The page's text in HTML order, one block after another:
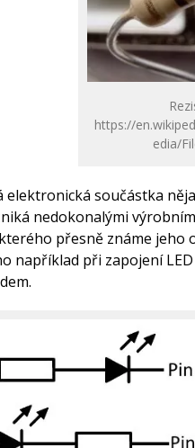
https://
edia/
elektronická součástka
nedokonalými
přesně známe jeho
například při zapojení